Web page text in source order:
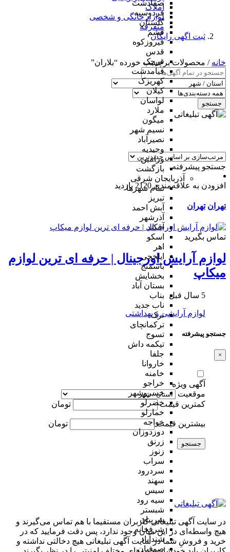
صفادشت
فردوسیه
گلستان
فشم
فیروزکوه
قدس
قرچک
قیامدشت
کهریزک
کیلان
لواسان
ملارد
میگون
نسیم شهر
نصیرآباد
وحیدیه
ورامین
بازگشت
آذربایجان شرقی
تمام شهر‌ها
تبریز
آبش احمد
آذرشهر
آقکند
اسکو
اهر
ایلخچی
باسمنج
بخشایش
بستان آباد
بناب
ناب جدید
ترک
ترکمانچای
تسوج
تیکمه داش
جلفا
خاروانا
خامنه
خراجو
خسروشهر
خضرلو
خمارلو
خواجه
دوزدوزان
زرنق
زنوز
سراب
سردرود
سهند
سیس
سیه رود
شبستر
شربیان
شرفخانه
شندآباد
صوفیان
املاک
لوازم خانگی و شخصی
متفرقه
ثبت اگهی رایگان
خانه / محصولات برچسب خورده “بلاران”
جستجو
جستجو پیشرفته
افزودن به علاقه‌مندی 2120 بازدید
تهران تهران
تماس بگیرید
لوازم آرایش اورجینال | حرفه ای ترین لوازم
میکاپ
5 سال قبل
لوازم آرایشی و بهداشتی
جستجو پیشرفته
×
آگهی ویژه
موقعیت
کمترین قیمت
تومان
بیشترین قیمت تومان
جستجو
در سایت آگهی تبلیغاتی کاربران مستقیما با هم تماس می‌گیرند و
هیچ واسطه‌ای در این میان وجود ندارد، پس دقت فرمایید که در
خرید و فروشِ شما در سایت آگهی تبلیغاتی هیچ دخالتی نداشته و